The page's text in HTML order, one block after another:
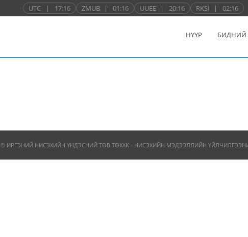
UTC | 17:16 ZMUB | 01:16 UUEE | 20:16 RKSI | 02:16
НҮҮР БИДНИЙ
© ИРГЭНИЙ НИСЭХИЙН ҮНДЭСНИЙ ТӨВ ТӨХХК - НИСЭХИЙН МЭДЭЭЛЛИЙН